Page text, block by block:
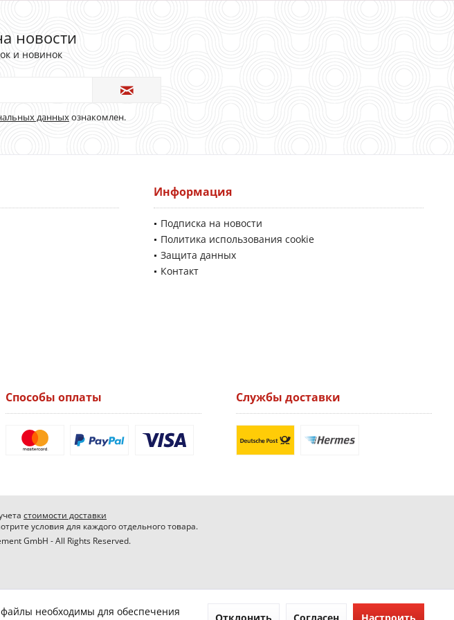
новости
и новинок
данныхознакомлен.
Информация
Подписка на новости
Политика использования cookie
Защита данных
Контакт
Способы оплаты Службы доставки
стоимости доставки
условия для каждого отдельного товара.
GmbH - All Rights Reserved.
необходимы для обеспечения